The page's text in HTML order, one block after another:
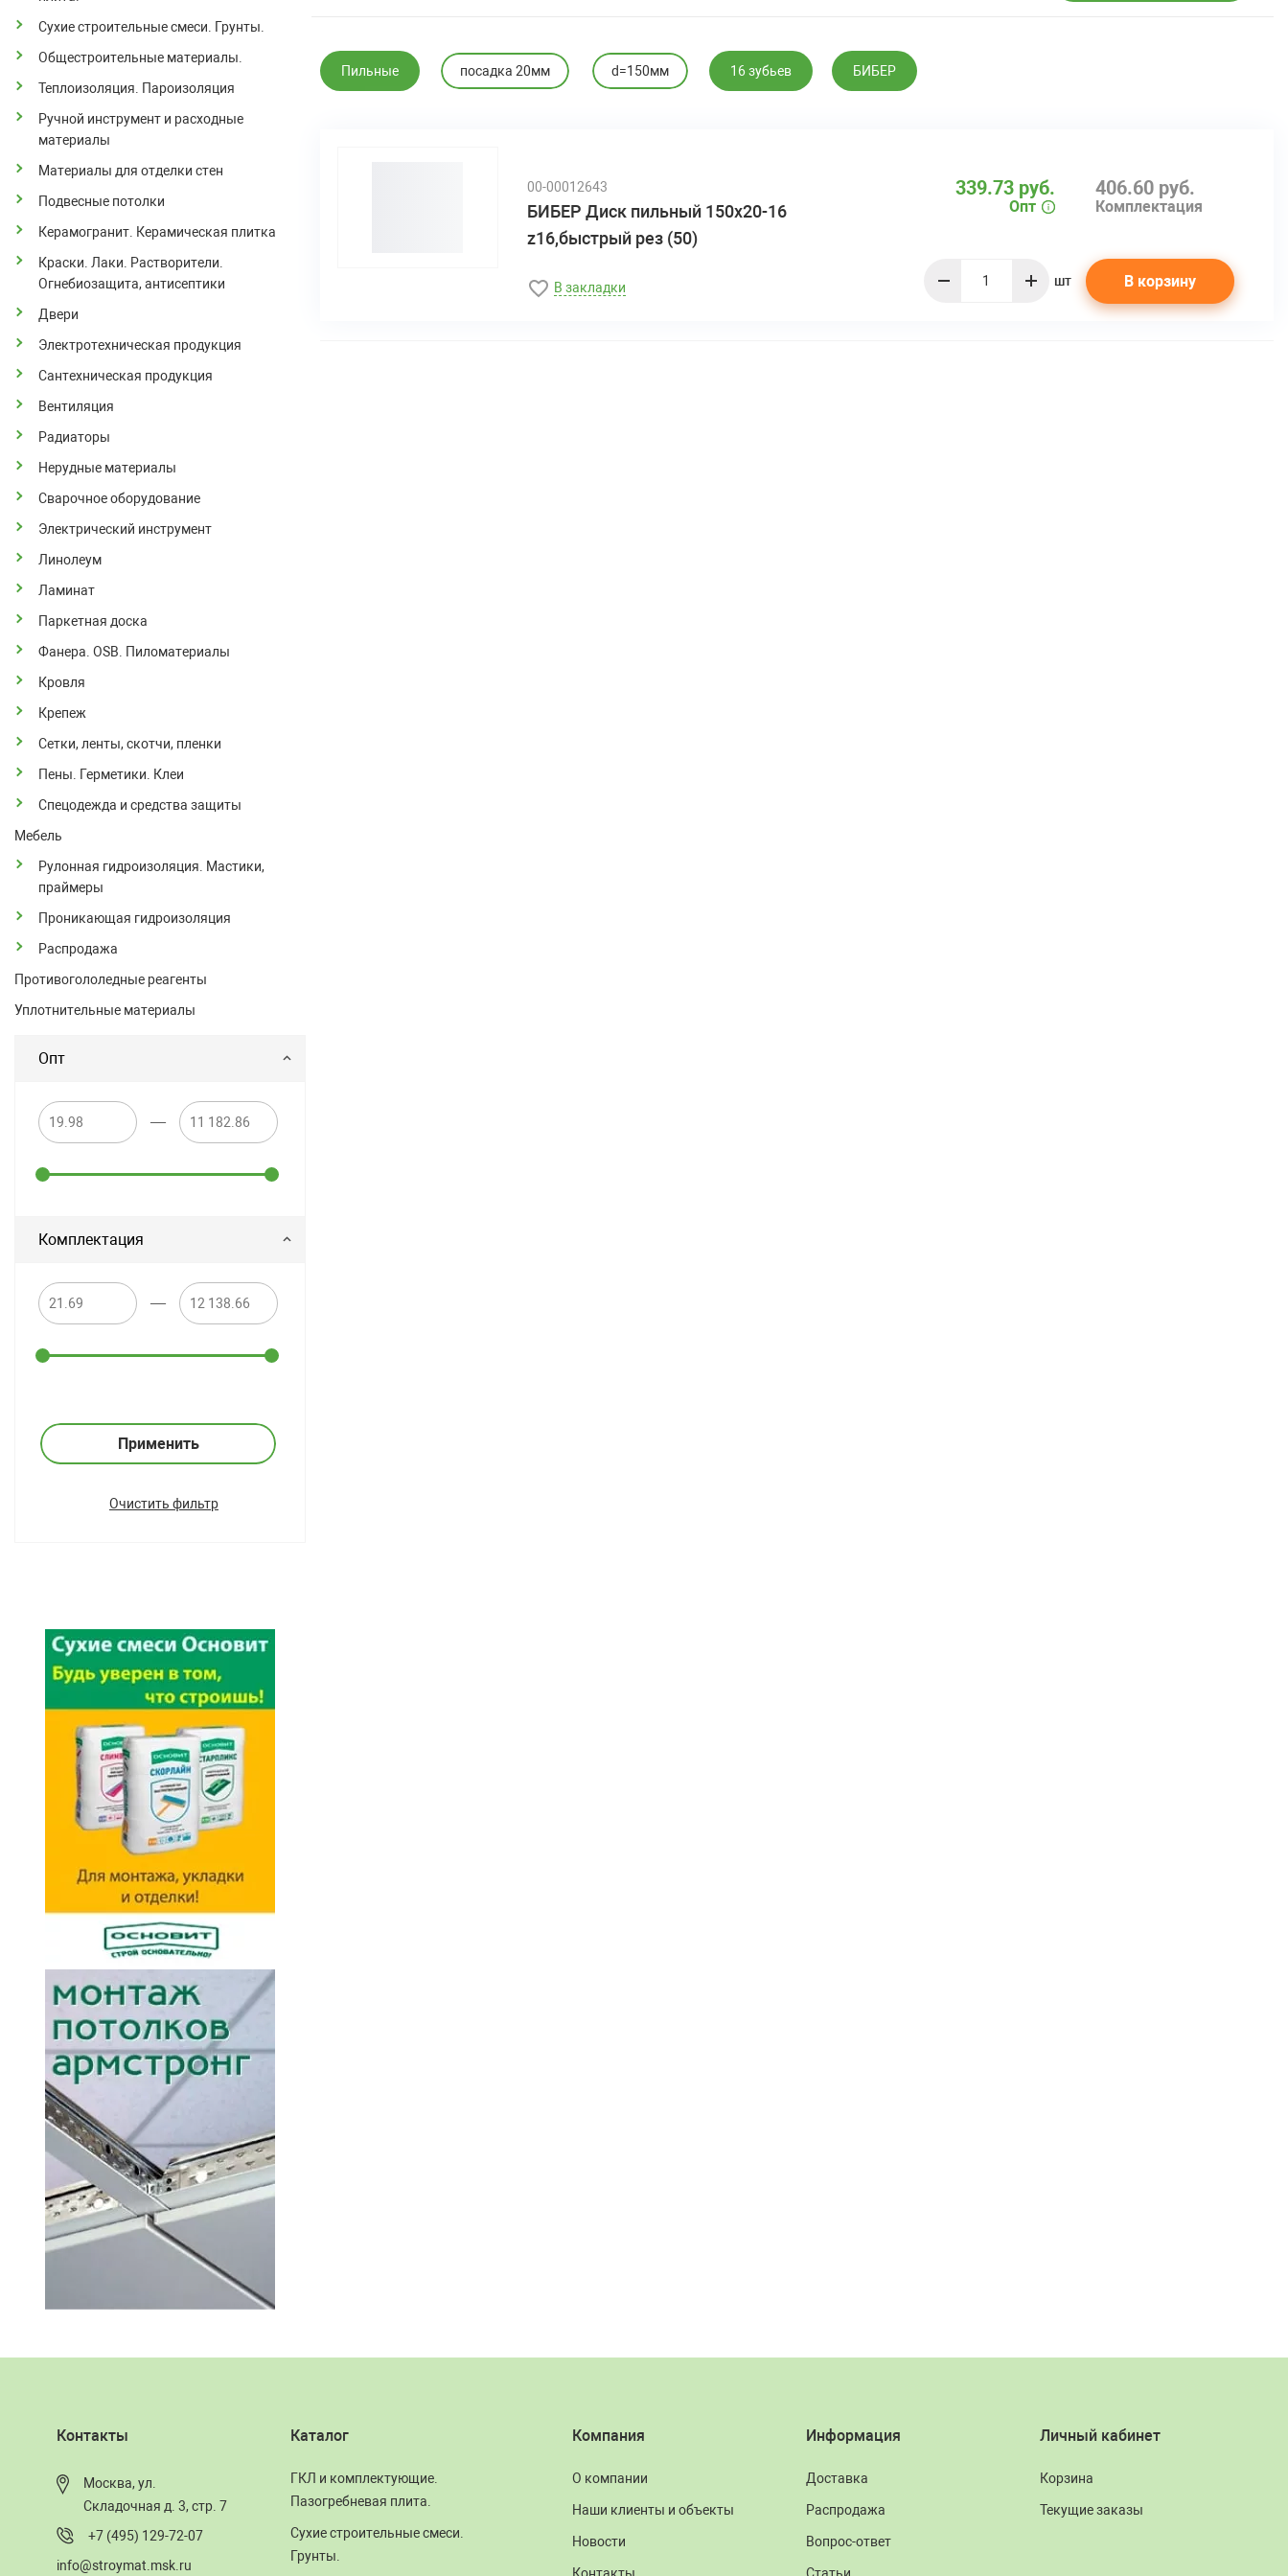
Сухие строительные смеси. Грунты.
Общестроительные материалы.
Теплоизоляция. Пароизоляция
Ручной инструмент и расходные
материалы
Материалы для отделки стен
Подвесные потолки
Керамогранит. Керамическая плитка
Краски. Лаки. Растворители.
Огнебиозащита, антисептики
Двери
Электротехническая продукция
Сантехническая продукция
Вентиляция
Радиаторы
Нерудные материалы
Сварочное оборудование
Электрический инструмент
Линолеум
Ламинат
Паркетная доска
Фанера. OSB. Пиломатериалы
Кровля
Крепеж
Сетки, ленты, скотчи, пленки
Пены. Герметики. Клеи
Спецодежда и средства защиты
Мебель
Рулонная гидроизоляция. Мастики,
праймеры
Проникающая гидроизоляция
Распродажа
Противогололедные реагенты
Уплотнительные материалы
Опт
—
Комплектация
—
Применить
Очистить фильтр
Пильные посадка 20мм d=150мм 16 зубьев БИБЕР
00-00012643
БИБЕР Диск пильный 150х20-16
z16,быстрый рез (50)
В закладки
406.60 руб.
Комплектация
339.73 руб.
Опт
шт В корзину
Контакты
Москва, ул.
Складочная д. 3, стр. 7
+7 (495) 129-72-07
info@stroymat.msk.ru
Каталог
ГКЛ и комплектующие.
Пазогребневая плита.
Сухие строительные смеси.
Грунты.
Компания
О компании
Наши клиенты и объекты
Новости
Контакты
Информация
Доставка
Распродажа
Вопрос-ответ
Статьи
Личный кабинет
Корзина
Текущие заказы